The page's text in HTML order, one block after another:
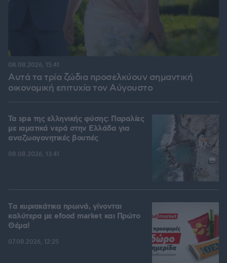
Αυτά τα τρία ζώδια προσελκύουν σημαντική
οικονομική επιτυχία τον Αύγουστο
08.08.2026, 15:41
Τα spa της ελληνικής φύσης: Παραλίες
με ιαματικά νερά στην Ελλάδα για
αναζωογονητικές βουτιές
08.08.2026, 13:41
Tα κυριακάτικα πρωινά, γίνονται
καλύτερα με efood market και Πρώτο
Θέμα!
07.08.2026, 12:25